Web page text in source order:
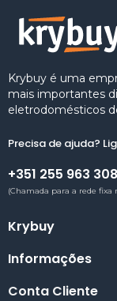
Krybuy é uma
mais importantes
eletrodomésticos
Precisa de ajuda?
+351 255 963 308
(Chamada para a rede fixa
Krybuy
Informações
Conta Cliente